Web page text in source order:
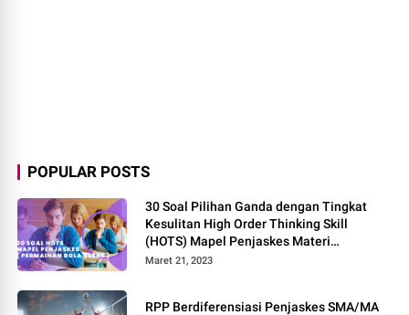
POPULAR POSTS
30 Soal Pilihan Ganda dengan Tingkat
Kesulitan High Order Thinking Skill
(HOTS) Mapel Penjaskes Materi
Permainan Bola Besar
Maret 21, 2023
RPP Berdiferensiasi Penjaskes SMA/MA